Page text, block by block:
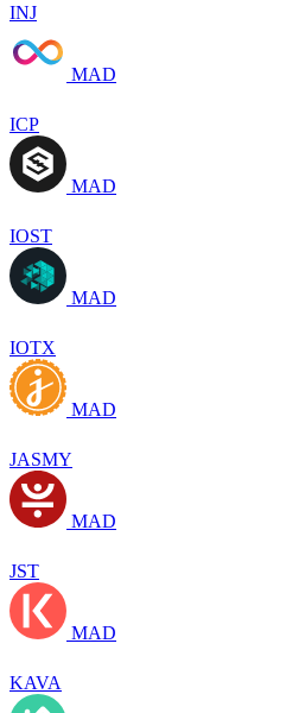
INJ
MAD
ICP
MAD
IOST
MAD
IOTX
MAD
JASMY
MAD
JST
MAD
KAVA